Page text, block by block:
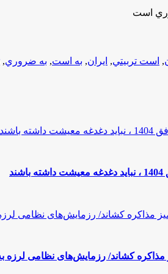
است
, است تربيتي, ایران, به است, به ضروري,
کشاند/ رزمایش‌های نظامی لرزه